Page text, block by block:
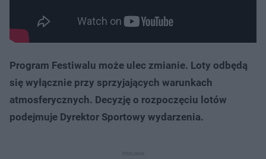
Program Festiwalu może ulec zmianie. Loty odbędą
się wyłącznie przy sprzyjających warunkach
atmosferycznych. Decyzję o rozpoczęciu lotów
podejmuje Dyrektor Sportowy wydarzenia.